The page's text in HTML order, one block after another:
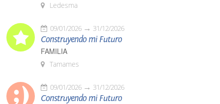
Ledesma
09/01/2026 31/12/2026
Construyendo mi Futuro
FAMILIA
Tamames
09/01/2026 31/12/2026
Construyendo mi Futuro